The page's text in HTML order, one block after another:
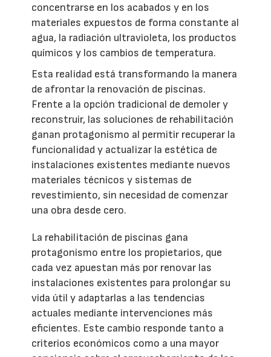
concentrarse en los acabados y en los
materiales expuestos de forma constante al
agua, la radiación ultravioleta, los productos
químicos y los cambios de temperatura.
Esta realidad está transformando la manera
de afrontar la renovación de piscinas.
Frente a la opción tradicional de demoler y
reconstruir, las soluciones de rehabilitación
ganan protagonismo al permitir recuperar la
funcionalidad y actualizar la estética de
instalaciones existentes mediante nuevos
materiales técnicos y sistemas de
revestimiento, sin necesidad de comenzar
una obra desde cero.
La rehabilitación de piscinas gana
protagonismo entre los propietarios, que
cada vez apuestan más por renovar las
instalaciones existentes para prolongar su
vida útil y adaptarlas a las tendencias
actuales mediante intervenciones más
eficientes. Este cambio responde tanto a
criterios económicos como a una mayor